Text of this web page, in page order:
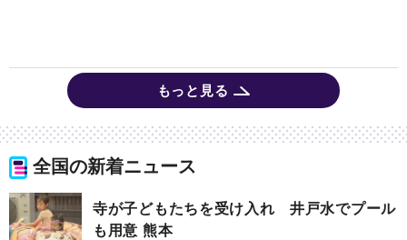
もっと見る
全国の新着ニュース
寺が子どもたちを受け入れ 井戸水でプール
も用意 熊本